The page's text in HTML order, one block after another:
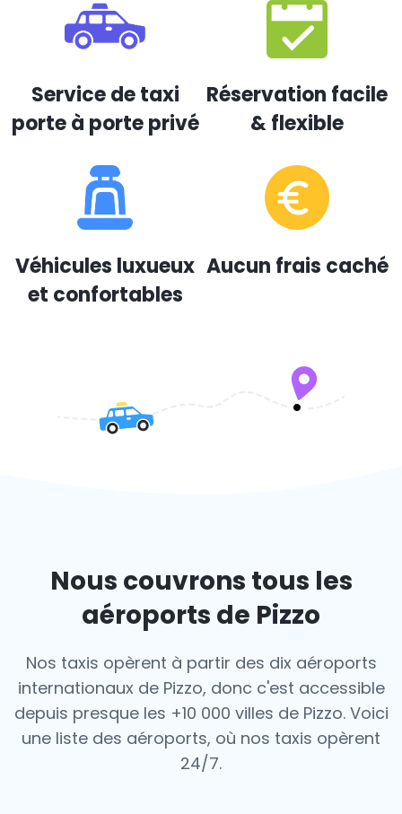
Service de taxi
porte à porte privé
Réservation facile
& flexible
Véhicules luxueux
et confortables
Aucun frais caché
Nous couvrons tous les
aéroports de Pizzo
Nos taxis opèrent à partir des dix aéroports
internationaux de Pizzo, donc c'est accessible
depuis presque les +10 000 villes de Pizzo. Voici
une liste des aéroports, où nos taxis opèrent
24/7.